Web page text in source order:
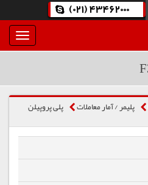
(021) 43462000
بار
و
پلیمر / آمار معاملات پلی پروپیلن